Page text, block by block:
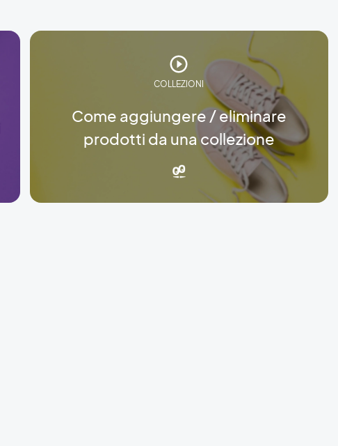
COLLEZIONI
Come aggiungere / eliminare
prodotti da una collezione